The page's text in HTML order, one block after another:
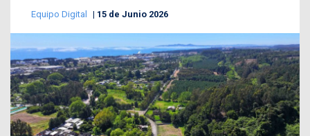
Equipo Digital 15 de Junio 2026